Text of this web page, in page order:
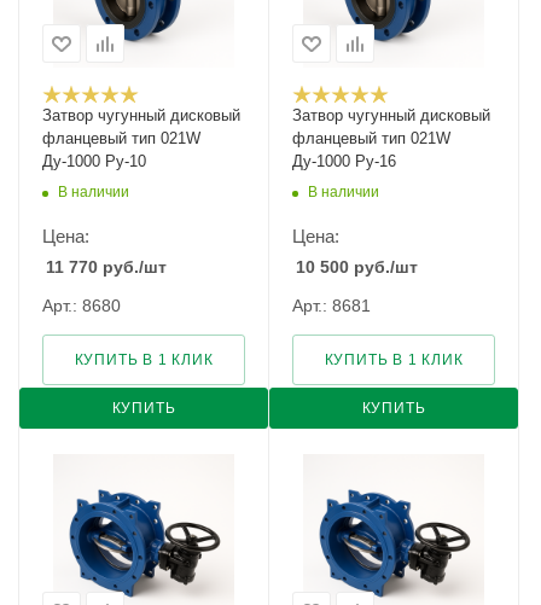
Затвор чугунный дисковый
фланцевый тип 021W
Ду-1000 Ру-10
В наличии
Цена:
11 770 руб./шт
Арт.: 8680
КУПИТЬ
КУПИТЬ В 1 КЛИК
Затвор чугунный дисковый
фланцевый тип 021W
Ду-1000 Ру-16
В наличии
Цена:
10 500 руб./шт
Арт.: 8681
КУПИТЬ
КУПИТЬ В 1 КЛИК